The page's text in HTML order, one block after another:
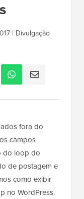
| Divulgação
fora do
campos
do loop do
de postagem e
como exibir
no WordPress.